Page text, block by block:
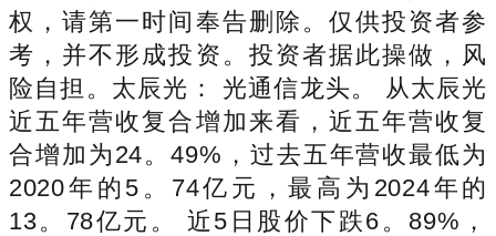
权，请第一时间奉告删除。仅供投资者参
考，并不形成投资。投资者据此操做，风
险自担。太辰光： 光通信龙头。 从太辰光
近五年营收复合增加来看，近五年营收复
合增加为24。49%，过去五年营收最低为
2020年的5。74亿元，最高为2024年的
13。78亿元。 近5日股价下跌6。89%，